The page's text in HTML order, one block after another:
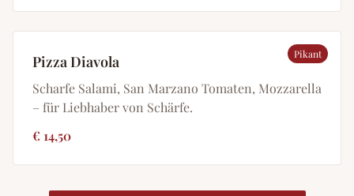
Pikant
Pizza Diavola
Scharfe Salami, San Marzano Tomaten, Mozzarella
– für Liebhaber von Schärfe.
€ 14,50